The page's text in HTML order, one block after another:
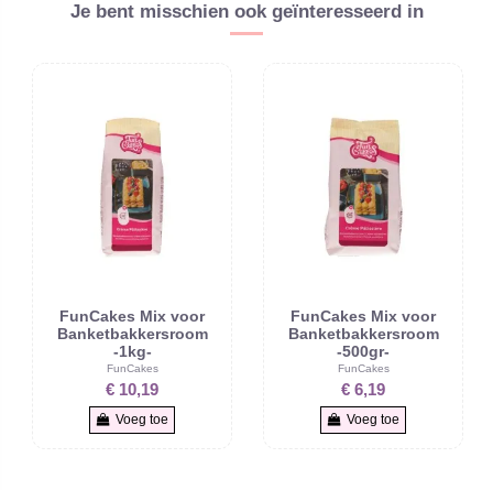
Je bent misschien ook geïnteresseerd in
FunCakes Mix voor
Banketbakkersroom
-1kg-
FunCakes
€ 10,19
Voeg toe
FunCakes Mix voor
Banketbakkersroom
-500gr-
FunCakes
€ 6,19
Voeg toe